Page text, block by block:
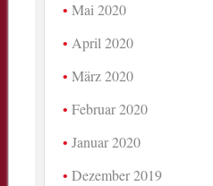
Mai 2020
April 2020
März 2020
Februar 2020
Januar 2020
Dezember 2019